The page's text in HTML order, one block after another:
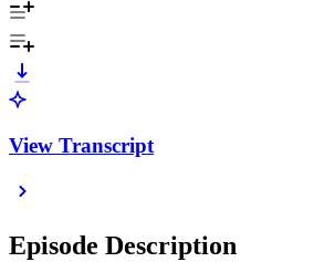
View Transcript
Episode Description